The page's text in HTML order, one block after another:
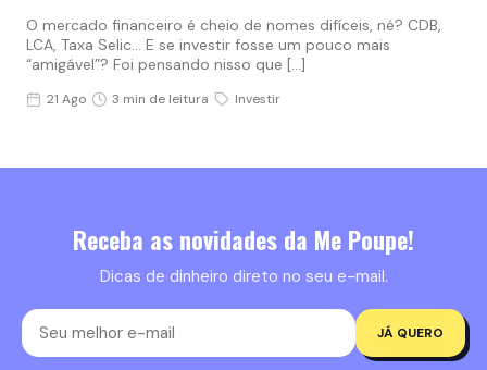
O mercado financeiro é cheio de nomes difíceis, né? CDB,
LCA, Taxa Selic… E se investir fosse um pouco mais
“amigável”? Foi pensando nisso que […]
21 Ago 3 min de leitura Investir
Receba as novidades da Me Poupe!
Dicas de dinheiro direto no seu e-mail.
JÁ QUERO